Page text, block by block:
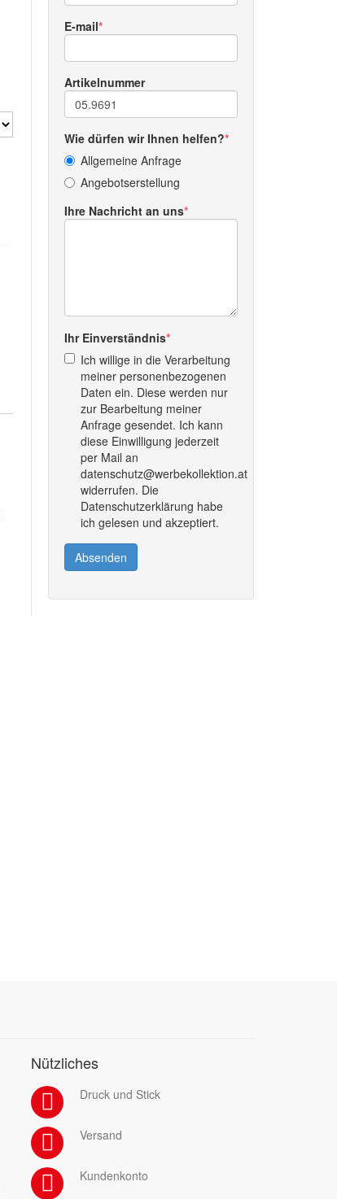
E-mail
Artikelnummer
Wie dürfen wir Ihnen helfen?
Allgemeine Anfrage
Angebotserstellung
Ihre Nachricht an uns
Ihr Einverständnis
Ich willige in die Verarbeitung
meiner personenbezogenen
Daten ein. Diese werden nur
zur Bearbeitung meiner
Anfrage gesendet. Ich kann
diese Einwilligung jederzeit
per Mail an
datenschutz@werbekollektion.at
widerrufen. Die
Datenschutzerklärung habe
ich gelesen und akzeptiert.
Absenden
Nützliches
Druck und Stick
Versand
Kundenkonto